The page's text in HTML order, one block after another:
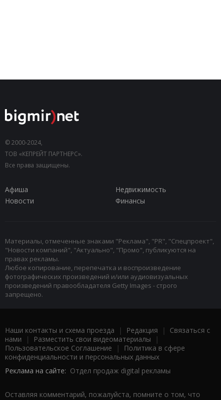
© 2000-2024,
ТОВ «КЕПРЕЙТ ПАРТНЕРС».
Все права защищены.
Афиша
Недвижимость
Новости
Финансы
Материалы, отмеченные знаками "Реклама", "PR", "Спецпроект",
"Новости компаний", "Актуально", "Промо", публикуются на
правах рекламы.
Любое копирование, перепечатка и воспроизведение
фотографических произведений и/или аудиовизуальных
произведений правообладателя Getty Images - строго
запрещено.
Наши контакты и схема проезда | Редакция | Связаться с
нами | Разместить свои видеоматериалы |
Пользовательское Соглашение |
Политика в сфере
конфиденциальности и персональных данных
Реклама на сайте: Отдел продаж digital рекламы
Оставляя комментарий, пожалуйста, помните о том, что